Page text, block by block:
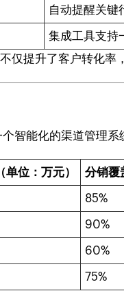
自动提醒关键
集成工具支持
仅提升了客户转化率
智能化的渠道管理
位：万元）
分销覆
85%
90%
60%
75%